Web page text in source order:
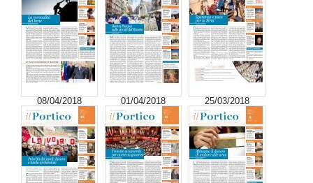
08/04/2018 01/04/2018 25/03/2018